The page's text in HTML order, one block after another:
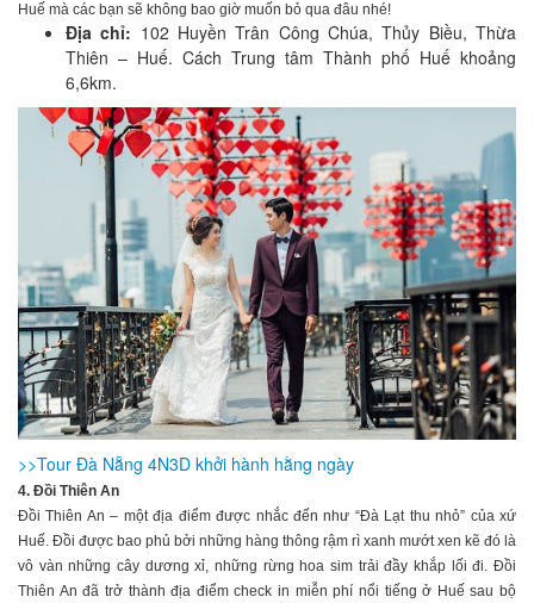
Huế mà các bạn sẽ không bao giờ muốn bỏ qua đâu nhé!
Địa chỉ: 102 Huyền Trân Công Chúa, Thủy Biều, Thừa
Thiên – Huế. Cách Trung tâm Thành phố Huế khoảng
6,6km.
>>Tour Đà Nẵng 4N3D khởi hành hằng ngày
4. Đồi Thiên An
Đồi Thiên An – một địa điểm được nhắc đến như “Đà Lạt thu nhỏ” của xứ
Huế. Đồi được bao phủ bởi những hàng thông rậm rì xanh mướt xen kẽ đó là
vô vàn những cây dương xỉ, những rừng hoa sim trải đầy khắp lối đi. Đồi
Thiên An đã trở thành địa điểm check in miễn phí nổi tiếng ở Huế sau bộ